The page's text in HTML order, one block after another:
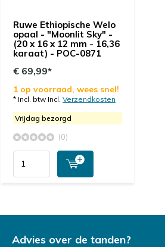
Ruwe Ethiopische Welo
opaal - "Moonlit Sky" -
(20 x 16 x 12 mm - 16,36
karaat) - POC-0871
€ 69,99*
1 op voorraad, wees snel!
* Incl. btw Incl. Verzendkosten
Vrijdag bezorgd
(0)
Advies over de tanden?